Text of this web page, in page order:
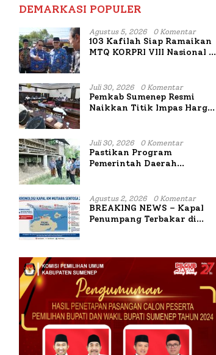
DEMARKASI POPULER
Agustus 5, 2026 0 Komentar
103 Kafilah Siap Ramaikan
MTQ KORPRI VIII Nasional di
Juli 30, 2026 0 Komentar
Pemkab Sumenep Resmi
Naikkan Titik Impas Harga
Persen
Juli 30, 2026 0 Komentar
Pastikan Program
Pemerintah Daerah
Sumenep Tinjau Langsung
Budidaya Lele dan Ayam
Petelur di Desa Bataal Timur
Agustus 2, 2026 0 Komentar
BREAKING NEWS – Kapal
Penumpang Terbakar di